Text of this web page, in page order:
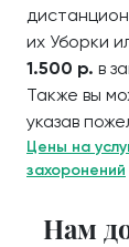
их Уборки
1.500 р. в
Также вы
указав
Цены на
захоронений
Нам